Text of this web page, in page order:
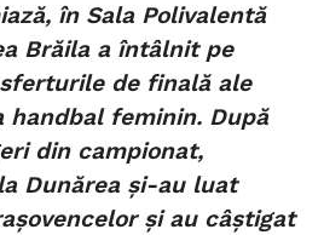
în Sala Polivalentă
Brăila a întâlnit pe
de finală ale
handbal feminin. După
din campionat,
Dunărea și-au luat
și au câștigat